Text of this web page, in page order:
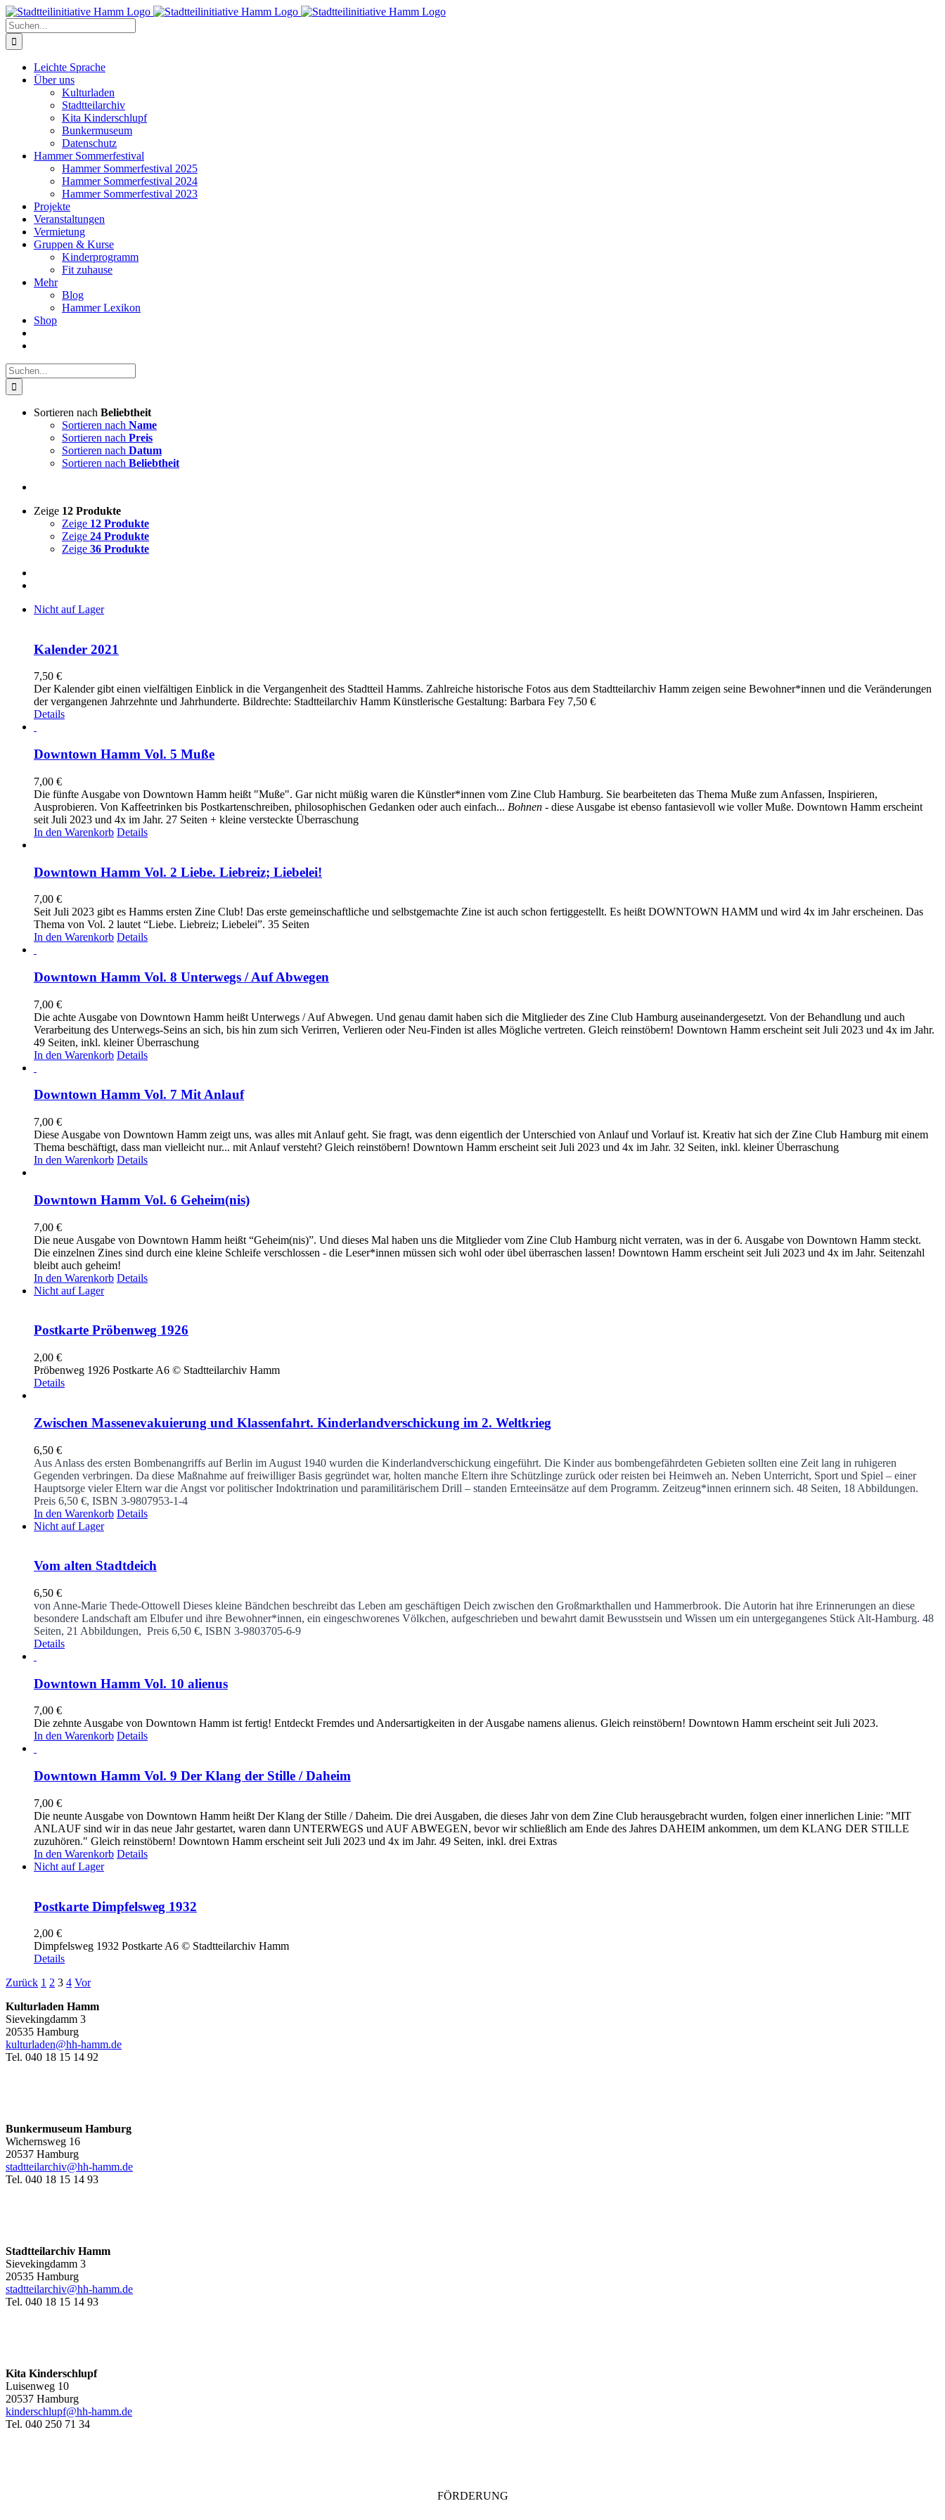
Zum
Inhalt
springen
Suche
nach:
Leichte Sprache
Über uns
Kulturladen
Stadtteilarchiv
Kita Kinderschlupf
Bunkermuseum
Datenschutz
Hammer Sommerfestival
Hammer Sommerfestival 2025
Hammer Sommerfestival 2024
Hammer Sommerfestival 2023
Projekte
Veranstaltungen
Vermietung
Gruppen & Kurse
Kinderprogramm
Fit zuhause
Mehr
Blog
Hammer Lexikon
Shop
Suche
nach:
Sortieren nach Beliebtheit
Sortieren nach Name
Sortieren nach Preis
Sortieren nach Datum
Sortieren nach Beliebtheit
Zeige 12 Produkte
Zeige 12 Produkte
Zeige 24 Produkte
Zeige 36 Produkte
Nicht auf Lager
Kalender 2021
7,50 €
Der Kalender gibt einen vielfältigen Einblick in die Vergangenheit des Stadtteil Hamms. Zahlreiche historische Fotos aus dem Stadtteilarchiv Hamm zeigen seine Bewohner*innen und die Veränderungen
der vergangenen Jahrzehnte und Jahrhunderte. Bildrechte: Stadtteilarchiv Hamm Künstlerische Gestaltung: Barbara Fey 7,50 €
Details
Downtown Hamm Vol. 5 Muße
7,00 €
Die fünfte Ausgabe von Downtown Hamm heißt "Muße". Gar nicht müßig waren die Künstler*innen vom Zine Club Hamburg. Sie bearbeiteten das Thema Muße zum Anfassen, Inspirieren,
Ausprobieren. Von Kaffeetrinken bis Postkartenschreiben, philosophischen Gedanken oder auch einfach... Bohnen - diese Ausgabe ist ebenso fantasievoll wie voller Muße. Downtown Hamm erscheint
seit Juli 2023 und 4x im Jahr. 27 Seiten + kleine versteckte Überraschung
In den Warenkorb Details
Downtown Hamm Vol. 2 Liebe. Liebreiz; Liebelei!
7,00 €
Seit Juli 2023 gibt es Hamms ersten Zine Club! Das erste gemeinschaftliche und selbstgemachte Zine ist auch schon fertiggestellt. Es heißt DOWNTOWN HAMM und wird 4x im Jahr erscheinen. Das
Thema von Vol. 2 lautet “Liebe. Liebreiz; Liebelei”. 35 Seiten
In den Warenkorb Details
Downtown Hamm Vol. 8 Unterwegs / Auf Abwegen
7,00 €
Die achte Ausgabe von Downtown Hamm heißt Unterwegs / Auf Abwegen. Und genau damit haben sich die Mitglieder des Zine Club Hamburg auseinandergesetzt. Von der Behandlung und auch
Verarbeitung des Unterwegs-Seins an sich, bis hin zum sich Verirren, Verlieren oder Neu-Finden ist alles Mögliche vertreten. Gleich reinstöbern! Downtown Hamm erscheint seit Juli 2023 und 4x im Jahr.
49 Seiten, inkl. kleiner Überraschung
In den Warenkorb Details
Downtown Hamm Vol. 7 Mit Anlauf
7,00 €
Diese Ausgabe von Downtown Hamm zeigt uns, was alles mit Anlauf geht. Sie fragt, was denn eigentlich der Unterschied von Anlauf und Vorlauf ist. Kreativ hat sich der Zine Club Hamburg mit einem
Thema beschäftigt, dass man vielleicht nur... mit Anlauf versteht? Gleich reinstöbern! Downtown Hamm erscheint seit Juli 2023 und 4x im Jahr. 32 Seiten, inkl. kleiner Überraschung
In den Warenkorb Details
Downtown Hamm Vol. 6 Geheim(nis)
7,00 €
Die neue Ausgabe von Downtown Hamm heißt “Geheim(nis)”. Und dieses Mal haben uns die Mitglieder vom Zine Club Hamburg nicht verraten, was in der 6. Ausgabe von Downtown Hamm steckt.
Die einzelnen Zines sind durch eine kleine Schleife verschlossen - die Leser*innen müssen sich wohl oder übel überraschen lassen! Downtown Hamm erscheint seit Juli 2023 und 4x im Jahr. Seitenzahl
bleibt auch geheim!
In den Warenkorb Details
Nicht auf Lager
Postkarte Pröbenweg 1926
2,00 €
Pröbenweg 1926 Postkarte A6 © Stadtteilarchiv Hamm
Details
Zwischen Massenevakuierung und Klassenfahrt. Kinderlandverschickung im 2. Weltkrieg
6,50 €
Aus Anlass des ersten Bombenangriffs auf Berlin im August 1940 wurden die Kinderlandverschickung eingeführt. Die Kinder aus bombengefährdeten Gebieten sollten eine Zeit lang in ruhigeren
Gegenden verbringen. Da diese Maßnahme auf freiwilliger Basis gegründet war, holten manche Eltern ihre Schützlinge zurück oder reisten bei Heimweh an. Neben Unterricht, Sport und Spiel – einer
Hauptsorge vieler Eltern war die Angst vor politischer Indoktrination und paramilitärischem Drill – standen Ernteeinsätze auf dem Programm. Zeitzeug*innen erinnern sich. 48 Seiten, 18 Abbildungen.
Preis 6,50 €, ISBN 3-9807953-1-4
In den Warenkorb Details
Nicht auf Lager
Vom alten Stadtdeich
6,50 €
von Anne-Marie Thede-Ottowell Dieses kleine Bändchen beschreibt das Leben am geschäftigen Deich zwischen den Großmarkthallen und Hammerbrook. Die Autorin hat ihre Erinnerungen an diese
besondere Landschaft am Elbufer und ihre Bewohner*innen, ein eingeschworenes Völkchen, aufgeschrieben und bewahrt damit Bewusstsein und Wissen um ein untergegangenes Stück Alt-Hamburg. 48
Seiten, 21 Abbildungen, Preis 6,50 €, ISBN 3-9803705-6-9
Details
Downtown Hamm Vol. 10 alienus
7,00 €
Die zehnte Ausgabe von Downtown Hamm ist fertig! Entdeckt Fremdes und Andersartigkeiten in der Ausgabe namens alienus. Gleich reinstöbern! Downtown Hamm erscheint seit Juli 2023.
In den Warenkorb Details
Downtown Hamm Vol. 9 Der Klang der Stille / Daheim
7,00 €
Die neunte Ausgabe von Downtown Hamm heißt Der Klang der Stille / Daheim. Die drei Ausgaben, die dieses Jahr von dem Zine Club herausgebracht wurden, folgen einer innerlichen Linie: "MIT
ANLAUF sind wir in das neue Jahr gestartet, waren dann UNTERWEGS und AUF ABWEGEN, bevor wir schließlich am Ende des Jahres DAHEIM ankommen, um dem KLANG DER STILLE
zuzuhören." Gleich reinstöbern! Downtown Hamm erscheint seit Juli 2023 und 4x im Jahr. 49 Seiten, inkl. drei Extras
In den Warenkorb Details
Nicht auf Lager
Postkarte Dimpfelsweg 1932
2,00 €
Dimpfelsweg 1932 Postkarte A6 © Stadtteilarchiv Hamm
Details
Zurück 1 2 3 4 Vor
Kulturladen Hamm
Sievekingdamm 3
20535 Hamburg
kulturladen@hh-hamm.de
Tel. 040 18 15 14 92
Bunkermuseum Hamburg
Wichernsweg 16
20537 Hamburg
stadtteilarchiv@hh-hamm.de
Tel. 040 18 15 14 93
Stadtteilarchiv Hamm
Sievekingdamm 3
20535 Hamburg
stadtteilarchiv@hh-hamm.de
Tel. 040 18 15 14 93
Kita Kinderschlupf
Luisenweg 10
20537 Hamburg
kinderschlupf@hh-hamm.de
Tel. 040 250 71 34
FÖRDERUNG